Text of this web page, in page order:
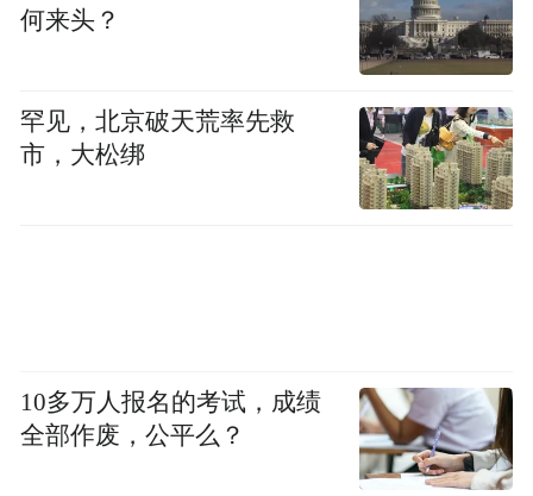
何来头？
罕见，北京破天荒率先救
市，大松绑
10多万人报名的考试，成绩
全部作废，公平么？